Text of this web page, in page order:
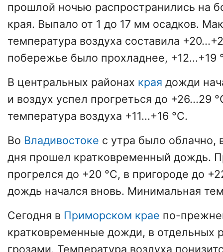
прошлой ночью распространились на
края. Выпало от 1 до 17 мм осадков.
температура воздуха составила
побережье было прохладнее, +12...+19
В центральных районах края дожди
и воздух успел прогреться до +26...29
температура воздуха +11...+16 °C.
Во Владивостоке с утра было облачно,
дня прошел кратковременный дождь.
прогрелся до +20 °C, в пригороде до
дождь начался вновь. Минимальная
Сегодня в Приморском крае по-
кратковременные дожди, в отдельных
грозами. Температура воздуха